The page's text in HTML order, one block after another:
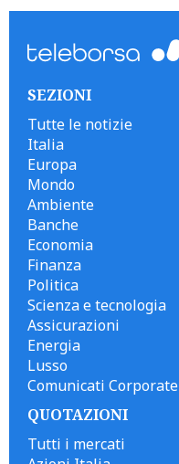
SEZIONI
Tutte le notizie
Italia
Europa
Mondo
Ambiente
Banche
Economia
Finanza
Politica
Scienza e tecnologia
Assicurazioni
Energia
Lusso
Comunicati Corporate
QUOTAZIONI
Tutti i mercati